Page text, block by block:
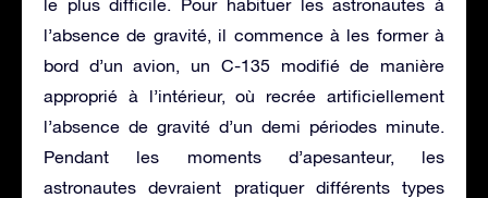
le plus difficile. Pour habituer les astronautes à
l’absence de gravité, il commence à les former à
bord d’un avion, un C-135 modifié de manière
approprié à l’intérieur, où recrée artificiellement
l’absence de gravité d’un demi périodes minute.
Pendant les moments d’apesanteur, les
astronautes devraient pratiquer différents types